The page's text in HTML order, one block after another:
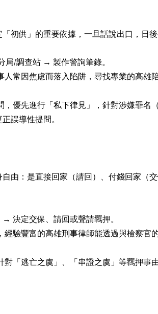
初供」的重要依據，一旦話說出口，日後
/調查站 → 製作警詢筆錄。
人常因焦慮而落入陷阱，尋找專業的高雄
，優先進行「私下律見」，針對涉嫌罪名
誤導性提問。
由：是直接回家（請回）、付錢回家（
決定交保、請回或聲請羈押。
經驗豐富的高雄刑事律師能透過與檢察官
對「逃亡之虞」、「串證之虞」等羈押事